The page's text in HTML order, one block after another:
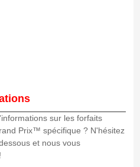
sur les forfaits
Prix™ spécifique ? N'hésitez
et nous vous